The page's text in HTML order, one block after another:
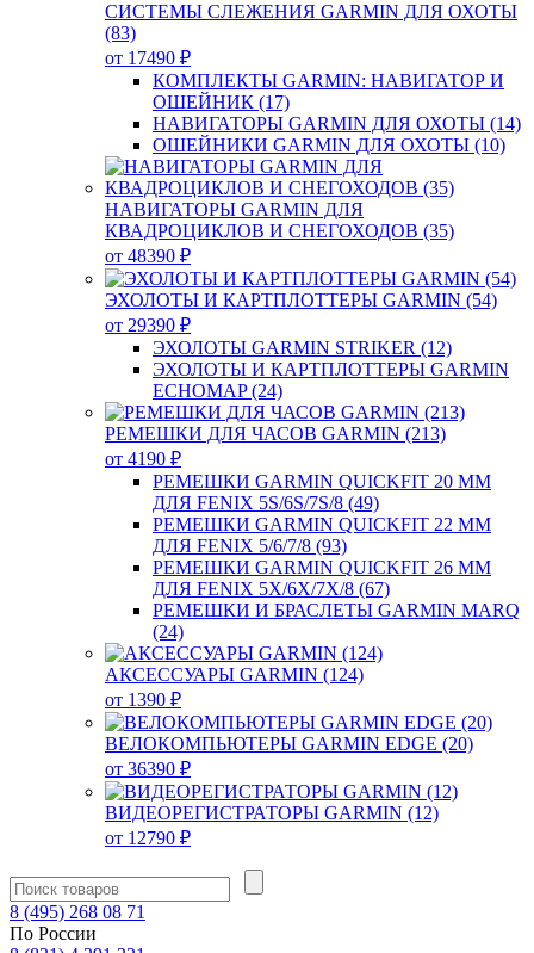
СИСТЕМЫ СЛЕЖЕНИЯ GARMIN ДЛЯ ОХОТЫ
(83)
от 17490 ₽
КОМПЛЕКТЫ GARMIN: НАВИГАТОР И
ОШЕЙНИК (17)
НАВИГАТОРЫ GARMIN ДЛЯ ОХОТЫ (14)
ОШЕЙНИКИ GARMIN ДЛЯ ОХОТЫ (10)
НАВИГАТОРЫ GARMIN ДЛЯ
КВАДРОЦИКЛОВ И СНЕГОХОДОВ (35)
от 48390 ₽
ЭХОЛОТЫ И КАРТПЛОТТЕРЫ GARMIN (54)
от 29390 ₽
ЭХОЛОТЫ GARMIN STRIKER (12)
ЭХОЛОТЫ И КАРТПЛОТТЕРЫ GARMIN
ECHOMAP (24)
РЕМЕШКИ ДЛЯ ЧАСОВ GARMIN (213)
от 4190 ₽
РЕМЕШКИ GARMIN QUICKFIT 20 ММ
ДЛЯ FENIX 5S/6S/7S/8 (49)
РЕМЕШКИ GARMIN QUICKFIT 22 ММ
ДЛЯ FENIX 5/6/7/8 (93)
РЕМЕШКИ GARMIN QUICKFIT 26 ММ
ДЛЯ FENIX 5X/6X/7X/8 (67)
РЕМЕШКИ И БРАСЛЕТЫ GARMIN MARQ
(24)
АКСЕССУАРЫ GARMIN (124)
от 1390 ₽
ВЕЛОКОМПЬЮТЕРЫ GARMIN EDGE (20)
от 36390 ₽
ВИДЕОРЕГИСТРАТОРЫ GARMIN (12)
от 12790 ₽
8 (495) 268 08 71
По России